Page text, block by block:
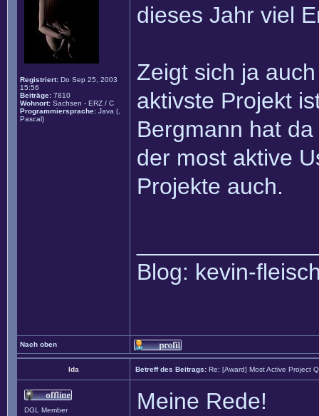
Registriert: Do Sep 25, 2003
15:56
Beiträge: 7810
Wohnort: Sachsen - ERZ / C
Programmiersprache: Java (,
Pascal)
dieses Jahr viel
Zeigt sich ja
aktivste Projekt
Bergmann hat
der most aktive
Projekte auch.
Blog: kevin-
Nach oben
Ida Betreff des Beitrags: Re: [Award] Most Active Project
DGL Member
Meine Rede!